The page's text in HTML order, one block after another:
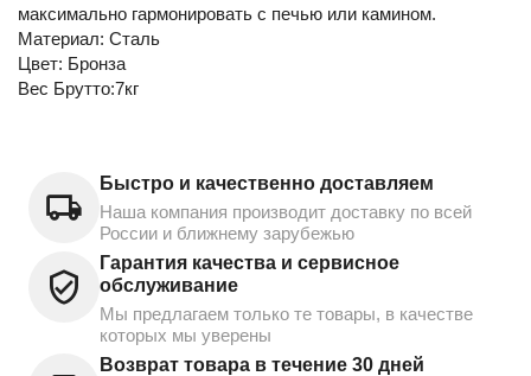
максимально гармонировать с печью или камином.
Материал: Сталь
Цвет: Бронза
Вес Брутто:7кг
Быстро и качественно доставляем
Наша компания производит доставку по всей
России и ближнему зарубежью
Гарантия качества и сервисное
обслуживание
Мы предлагаем только те товары, в качестве
которых мы уверены
Возврат товара в течение 30 дней